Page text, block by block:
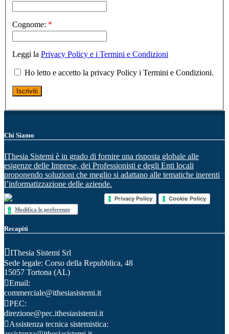
Cognome: *
Leggi la Privacy Policy e i Termini e Condizioni
Ho letto e accetto la privacy Policy i Termini e Condizioni.
Chi Siamo
IThesia Sistemi è in grado di fornire una risposta globale alle
esigenze delle Imprese, dei Professionisti e degli Enti locali
proponendo soluzioni che meglio si adattano alle tematiche inerenti
l’informatizzazione delle aziende.
Privacy Policy Cookie Policy
Modifica le preferenze
Recapiti
IThesia Sistemi Srl
Sede legale: Corso della Repubblica, 48
15057 Tortona (AL)
Email:
commerciale@ithesiasistemi.it
PEC:
direzione@pec.ithesiasistemi.it
Assistenza tecnica sistemistica: